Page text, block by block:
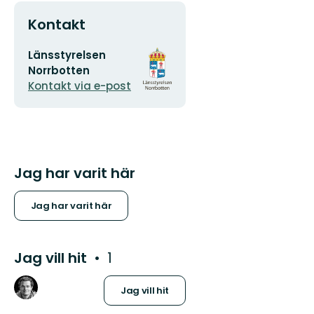
Kontakt
E-
postadress
Länsstyrelsen
Norrbotten
Kontakt via e-post
Organisationens
logotyp
Jag har varit här
Jag har varit här
Jag vill hit 1
Jag vill hit